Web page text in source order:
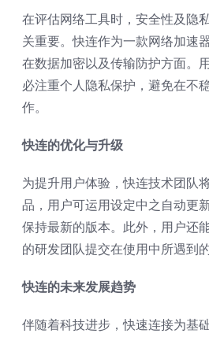
在评估网络工具时，安全性及隐
关重要。快连作为一款网络加速
在数据加密以及传输防护方面。
必注重个人隐私保护，避免在不
作。
快连的优化与升级
为提升用户体验，快连技术团队
品，用户可运用设定中之自动更
保持最新的版本。此外，用户还
的研发团队提交在使用中所遇到
快连的未来发展趋势
伴随着科技进步，快速连接为基